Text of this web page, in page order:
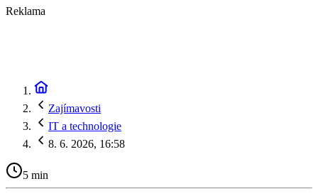
Reklama
Zajímavosti
IT a technologie
8. 6. 2026, 16:58
5 min